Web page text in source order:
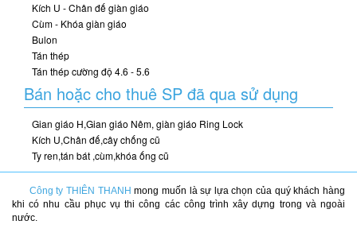
Kích U - Chân đế giàn giáo
Cùm - Khóa giàn giáo
Bulon
Tán thép
Tán thép cường độ 4.6 - 5.6
Bán hoặc cho thuê SP đã qua sử dụng
Gian giáo H,Gian giáo Nêm, giàn giáo Ring Lock
Kích U,Chân đế,cây chống cũ
Ty ren,tán bát ,cùm,khóa ống cũ
Công ty THIÊN THANH mong muốn là sự lựa chọn của quý khách hàng
khi có nhu cầu phục vụ thi công các công trình xây dựng trong và ngoài
nước.